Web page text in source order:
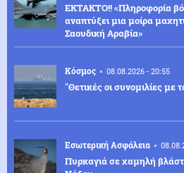
ΕΚΤΑΚΤΟ!! «Πληροφορία
αναπτύξει μια μοίρα
Σαουδική Αραβία»
Κόσμος 08.08.2026 - 20:55
"Θετικές οι συνομιλίες
Εσωτερική Ασφάλεια
Πυρκαγιά σε χαμηλή